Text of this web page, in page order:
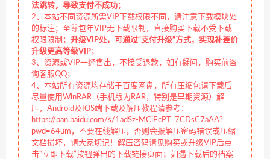
法跳转，导致支付不成功；
2、本站不同资源所需VIP下载权限不同，请注意下载模块处
的标注；至尊包年VIP无下载限制，直接购买下载不受下载
权限限制； 升级VIP处，可通过“支付升级”方式，实现补差价
升级更高等级VIP；
3、资源或VIP一经售出，不接受退款，如有疑问，购买前咨
询客服QQ；
4、本站所有资源均存储于百度网盘，所有压缩包请下载后
尽量使用WinRAR（手机版为RAR，特别是早期资源）解
压，Android及IOS端下载及解压教程请参考：
https://pan.baidu.com/s/1adSz-MCiEcPT_7CDsC7aAA?
pwd=64um，不要在线解压，否则会报解压密码错误或压缩
文档损坏，请大家切记！解压密码请见购买或升级VIP后点
击“立即下载”按钮弹出的下载链接页面；如遇下载后的档案